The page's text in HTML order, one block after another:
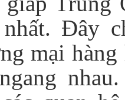
Đây
mại